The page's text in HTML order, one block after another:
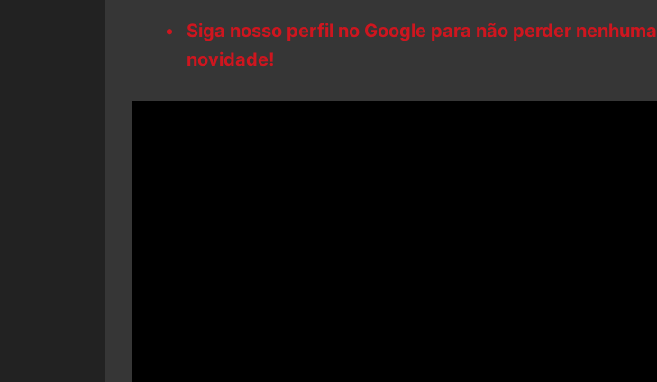
Siga nosso perfil no Google para não perder nenhuma
novidade!